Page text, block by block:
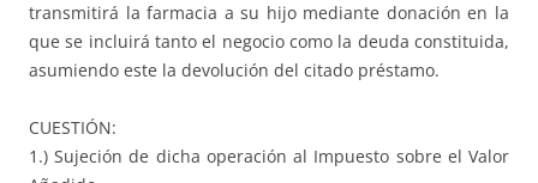
transmitirá la farmacia a su hijo mediante donación en la
que se incluirá tanto el negocio como la deuda constituida,
asumiendo este la devolución del citado préstamo.
CUESTIÓN:
1.) Sujeción de dicha operación al Impuesto sobre el Valor